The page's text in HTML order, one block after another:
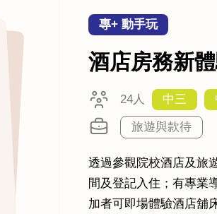
專+ 動手玩
酒店房務新
24人 中三
旅遊與款待
透過參觀院校酒店及旅
間及登記入住；有專業
加者可即場體驗酒店舖